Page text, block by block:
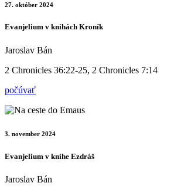
27. október 2024
Evanjelium v knihách Kroník
Jaroslav Bán
2 Chronicles 36:22-25, 2 Chronicles 7:14
počúvať
3. november 2024
Evanjelium v knihe Ezdráš
Jaroslav Bán